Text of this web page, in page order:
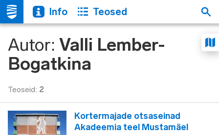
Info Teosed
Autor: Valli Lember-
Bogatkina
Teoseid: 2
Kortermajade otsaseinad
Akadeemia teel Mustamäel